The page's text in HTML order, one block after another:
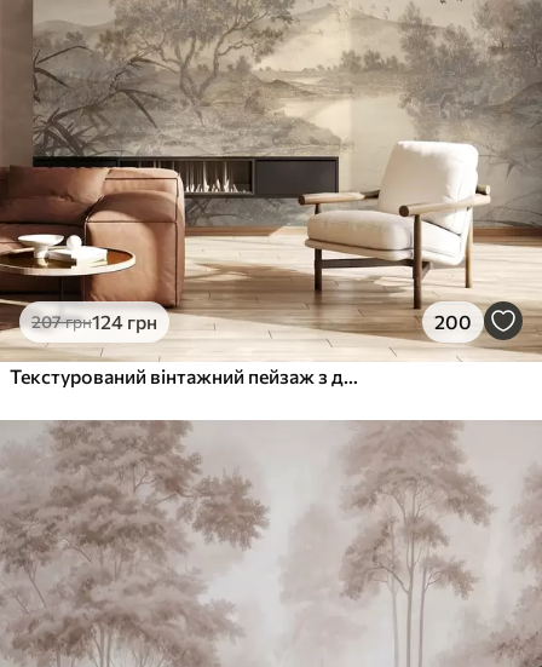
Преміум Вініл
1216730грн/м²
Peel and Stick
1458875грн /м²
207грн124 грн 200